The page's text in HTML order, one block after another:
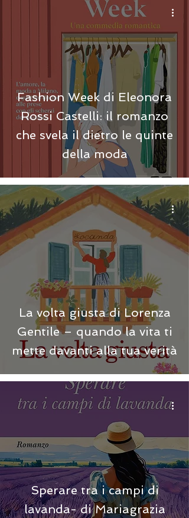
Fashion Week di Eleonora
Rossi Castelli: il romanzo
che svela il dietro le quinte
della moda
La volta giusta di Lorenza
Gentile – quando la vita ti
mette davanti alla tua verità
Sperare tra i campi di
lavanda- di Mariagrazia